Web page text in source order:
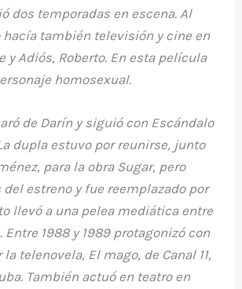
dos temporadas en escena. Al
también televisión y cine en
y Adiós, Roberto. En esta película
homosexual.
de Darín y siguió con Escándalo
dupla estuvo por reunirse, junto
para la obra Sugar, pero
estreno y fue reemplazado por
llevó a una pelea mediática entre
Entre 1988 y 1989 protagonizó con
telenovela, El mago, de Canal 11,
También actuó en teatro en